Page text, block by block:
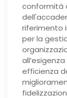
conformità
riferimento
per la
efficienza